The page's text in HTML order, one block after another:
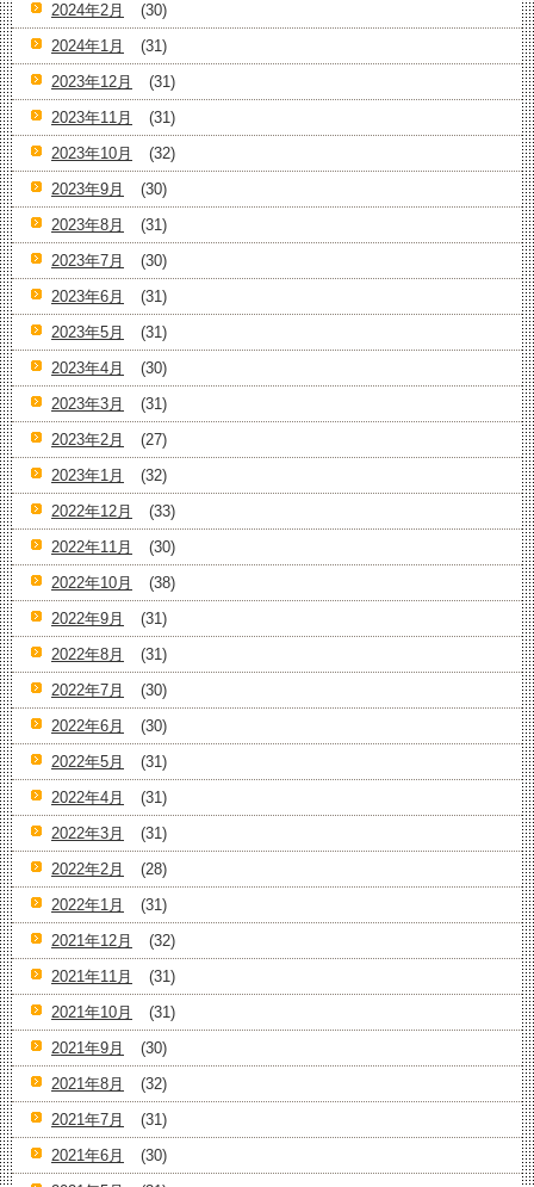
2024年2月
(30)
2024年1月
(31)
2023年12月
(31)
2023年11月
(31)
2023年10月
(32)
2023年9月
(30)
2023年8月
(31)
2023年7月
(30)
2023年6月
(31)
2023年5月
(31)
2023年4月
(30)
2023年3月
(31)
2023年2月
(27)
2023年1月
(32)
2022年12月
(33)
2022年11月
(30)
2022年10月
(38)
2022年9月
(31)
2022年8月
(31)
2022年7月
(30)
2022年6月
(30)
2022年5月
(31)
2022年4月
(31)
2022年3月
(31)
2022年2月
(28)
2022年1月
(31)
2021年12月
(32)
2021年11月
(31)
2021年10月
(31)
2021年9月
(30)
2021年8月
(32)
2021年7月
(31)
2021年6月
(30)